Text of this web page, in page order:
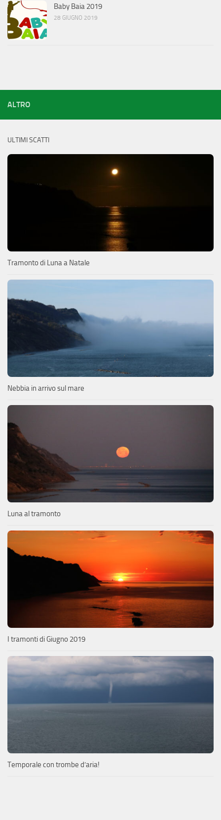
Baby Baia 2019
28 GIUGNO 2019
ALTRO
ULTIMI SCATTI
Tramonto di Luna a Natale
Nebbia in arrivo sul mare
Luna al tramonto
I tramonti di Giugno 2019
Temporale con trombe d’aria!